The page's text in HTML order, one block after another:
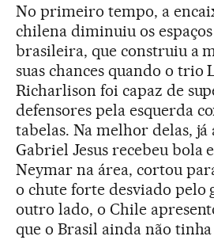
No primeiro tempo, a
chilena diminuiu os espaços
brasileira, que construiu a
suas chances quando o trio
Richarlison foi capaz de
defensores pela esquerda
tabelas. Na melhor delas, já
Gabriel Jesus recebeu bola
Neymar na área, cortou
o chute forte desviado pelo
outro lado, o Chile
que o Brasil ainda não